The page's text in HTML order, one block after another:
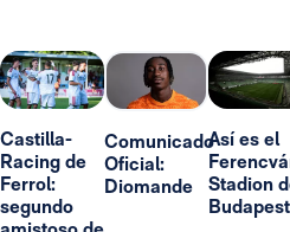
Castilla-
Racing de
Ferrol:
segundo
Comunicado
Oficial:
Diomande
Así es el
Stadion
Budapest